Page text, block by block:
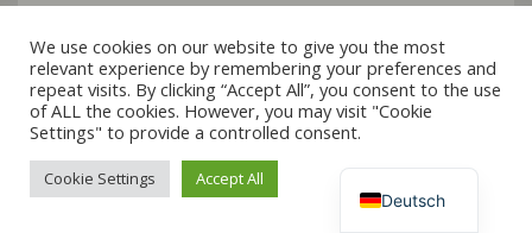
We use cookies on our website to give you the most
relevant experience by remembering your preferences and
repeat visits. By clicking “Accept All”, you consent to the use
of ALL the cookies. However, you may visit "Cookie
Settings" to provide a controlled consent.
Cookie Settings Accept All
Deutsch
Español
Français
Italiano